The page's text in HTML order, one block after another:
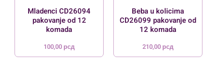
Mladenci CD26094
pakovanje od 12
komada
100,00 рсд
Beba u kolicima
CD26099 pakovanje od
12 komada
210,00 рсд